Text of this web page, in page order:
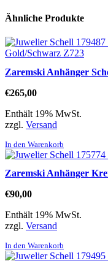
Ähnliche Produkte
Zaremski Anhänger
€265,00
Enthält 19% MwSt.
zzgl. Versand
In den Warenkorb
Zaremski Anhänger
€90,00
Enthält 19% MwSt.
zzgl. Versand
In den Warenkorb